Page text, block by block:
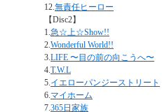
12.無責任ヒーロー
【Disc2】
1.急☆上☆Show!!
2.Wonderful World!!
3.LIFE 〜目の前の向こうへ〜
4.T.W.L
5.イエローパンジーストリート
6.マイホーム
7.365日家族